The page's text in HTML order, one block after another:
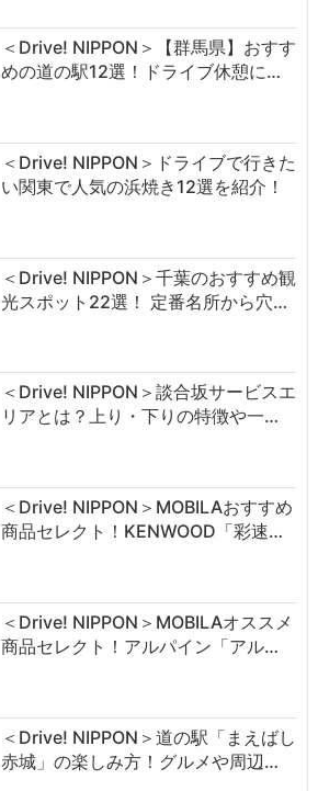
＜Drive! NIPPON＞【群馬県】おすす
めの道の駅12選！ドライブ休憩に…
＜Drive! NIPPON＞ドライブで行きた
い関東で人気の浜焼き12選を紹介！
＜Drive! NIPPON＞千葉のおすすめ観
光スポット22選！ 定番名所から穴…
＜Drive! NIPPON＞談合坂サービスエ
リアとは？上り・下りの特徴や一…
＜Drive! NIPPON＞MOBILAおすすめ
商品セレクト！KENWOOD「彩速…
＜Drive! NIPPON＞MOBILAオススメ
商品セレクト！アルパイン「アル…
＜Drive! NIPPON＞道の駅「まえばし
赤城」の楽しみ方！グルメや周辺…